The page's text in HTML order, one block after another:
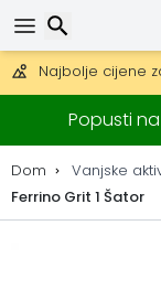
Mogućnost slanja
30 dana za
Najbolje cijene
Popusti
Dom Vanjske
Ferrino Grit 1 Šator
Traži